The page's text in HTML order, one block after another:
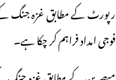
فوجی امداد فراہم کر چکا ہے۔